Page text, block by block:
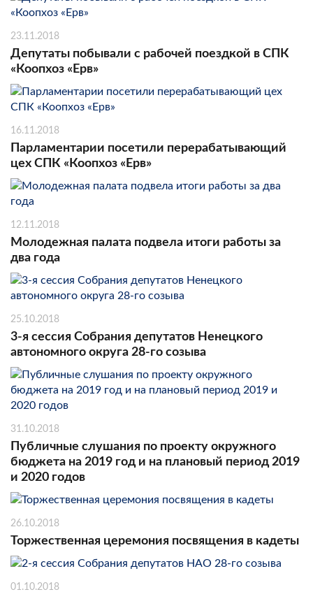
23.11.2018
Депутаты побывали с рабочей поездкой в СПК
«Коопхоз «Ерв»
16.11.2018
Парламентарии посетили перерабатывающий
цех СПК «Коопхоз «Ерв»
12.11.2018
Молодежная палата подвела итоги работы за
два года
25.10.2018
3-я сессия Собрания депутатов Ненецкого
автономного округа 28-го созыва
31.10.2018
Публичные слушания по проекту окружного
бюджета на 2019 год и на плановый период 2019
и 2020 годов
26.10.2018
Торжественная церемония посвящения в кадеты
01.10.2018